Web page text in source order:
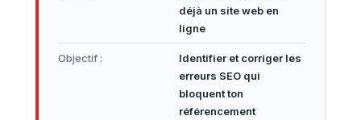
déjà un site web en
ligne
Objectif :
Identifier et corriger les
erreurs SEO qui
bloquent ton
référencement